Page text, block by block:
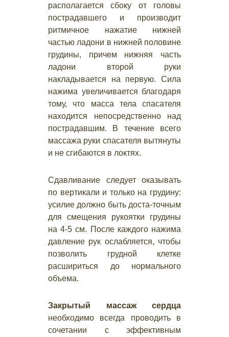
располагается сбоку от головы
пострадавшего и производит
ритмичное нажатие нижней
частью ладони в нижней половине
грудины, причем нижняя часть
ладони второй руки
накладывается на первую. Сила
нажима увеличивается благодаря
тому, что масса тела спасателя
находится непосредственно над
пострадавшим. В течение всего
массажа руки спасателя вытянуты
и не сгибаются в локтях.
Сдавливание следует оказывать
по вертикали и только на грудину:
усилие должно быть доста-точным
для смещения рукоятки грудины
на 4-5 см. После каждого нажима
давление рук ослабляется, чтобы
позволить грудной клетке
расшириться до нормального
объема.
Закрытый массаж сердца
необходимо всегда проводить в
сочетании с эффективным